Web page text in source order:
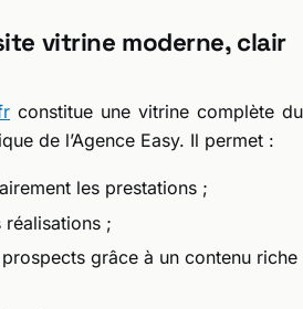
vitrine moderne, clair
constitue une vitrine complète du
de l’Agence Easy. Il permet :
les prestations ;
;
grâce à un contenu riche